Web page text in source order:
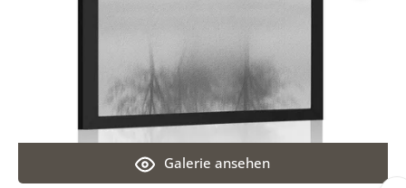
Galerie ansehen